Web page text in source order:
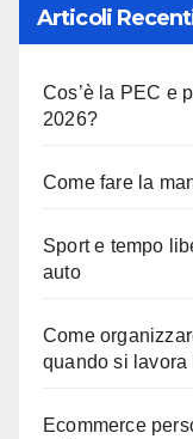
Articoli
Cos’è la PEC e
2026?
Come fare la
Sport e tempo
auto
Come
quando si lavora
Ecommerce